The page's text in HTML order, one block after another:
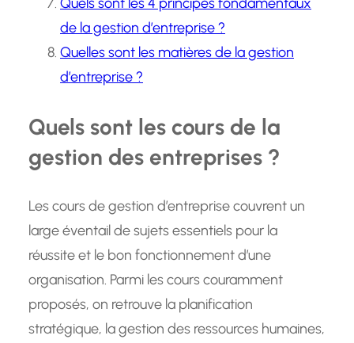
de la gestion d’entreprise ?
Quelles sont les matières de la gestion
d’entreprise ?
Quels sont les cours de la
gestion des entreprises ?
Les cours de gestion d’entreprise couvrent un
large éventail de sujets essentiels pour la
réussite et le bon fonctionnement d’une
organisation. Parmi les cours couramment
proposés, on retrouve la planification
stratégique, la gestion des ressources humaines,